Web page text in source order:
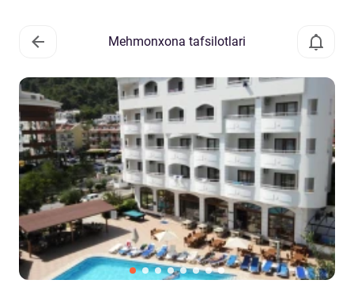
Mehmonxona tafsilotlari